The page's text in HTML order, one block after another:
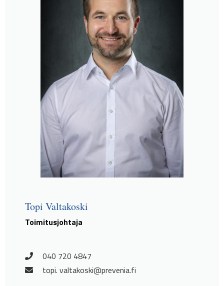
Topi Valtakoski
Toimitusjohtaja
040 720 4847
topi. valtakoski@prevenia.fi